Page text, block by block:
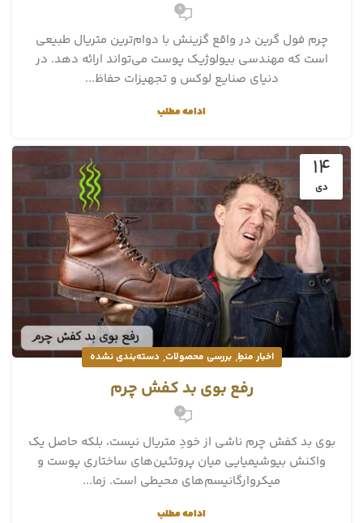
0
چرم فول گرین در واقع گزینش با دوام‌ترین متریال طبیعی
است که مهندسی بیولوژیک پوست می‌تواند ارائه دهد. در
دنیای صنایع لوکس و تجهیزات حفاظ...
ادامه مطلب
14
دی
اخبار منطِ,بررسی محصولات, دسته‌بندی نشده
رفع بوی بد کفش چرم
0
بوی بد کفش چرم ناشی از خودِ متریال نیست، بلکه حاصل یک
واکنش بیوشیمیایی میان پروتئین‌های ساختاری پوست و
میکروارگانیسم‌های محیطی است. زما...
ادامه مطلب